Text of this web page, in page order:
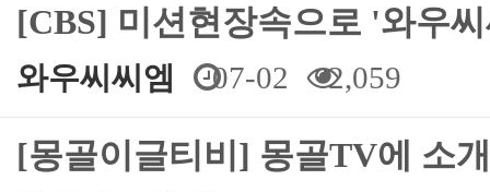
[CBS] 미션현장속으로 '와우
와우씨씨엠 07-02 2,059
[몽골이글티비] 몽골TV에 소